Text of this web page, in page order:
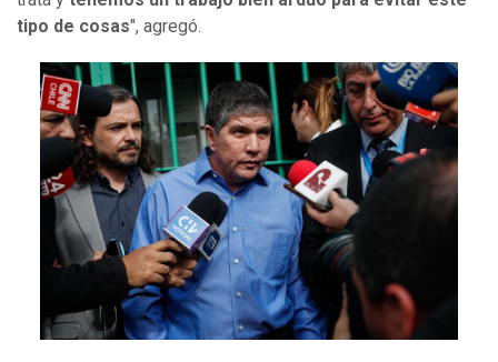
tipo de cosas", agregó.